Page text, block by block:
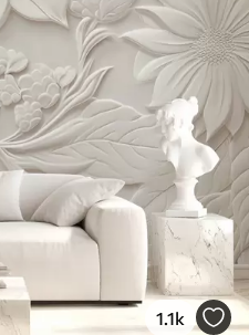
1.1k